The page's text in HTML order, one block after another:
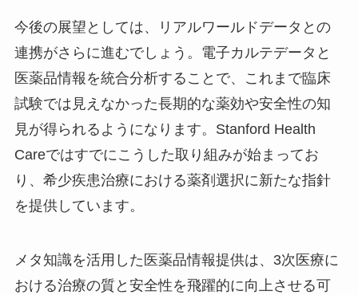
今後の展望としては、リアルワールドデータとの
連携がさらに進むでしょう。電子カルテデータと
医薬品情報を統合分析することで、これまで臨床
試験では見えなかった長期的な薬効や安全性の知
見が得られるようになります。Stanford Health
Careではすでにこうした取り組みが始まってお
り、希少疾患治療における薬剤選択に新たな指針
を提供しています。
メタ知識を活用した医薬品情報提供は、3次医療に
おける治療の質と安全性を飛躍的に向上させる可